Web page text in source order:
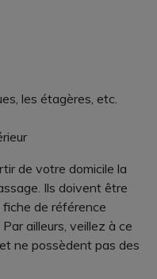
les étagères, etc.
de votre domicile la
Ils doivent être
de référence
ailleurs, veillez à ce
ne possèdent pas des